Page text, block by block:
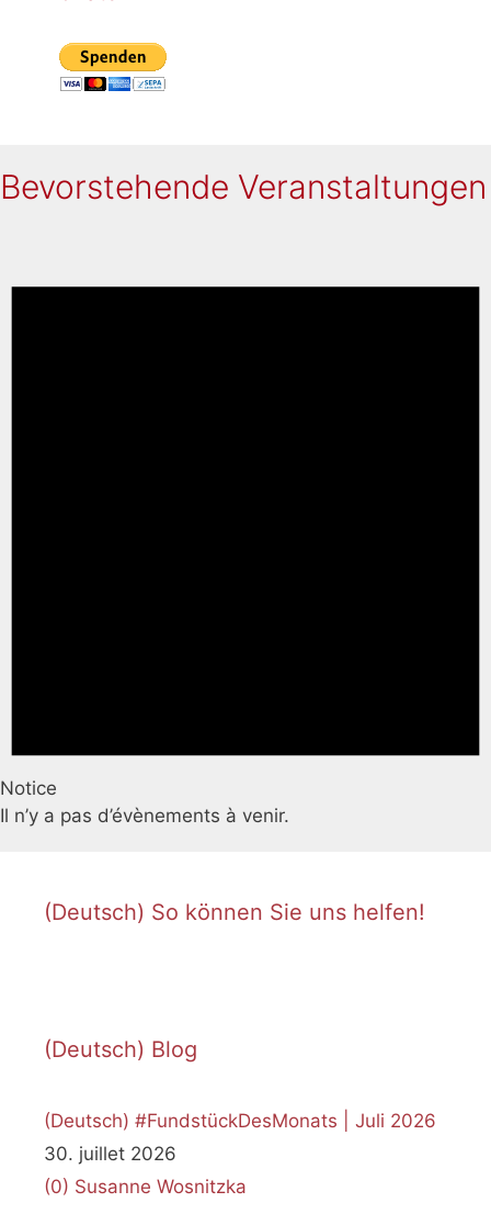
Bevorstehende Veranstaltungen
Notice
Il n’y a pas d’évènements à venir.
(Deutsch) So können Sie uns helfen!
(Deutsch) Blog
(Deutsch) #FundstückDesMonats | Juli 2026
30. juillet 2026
(0) Susanne Wosnitzka